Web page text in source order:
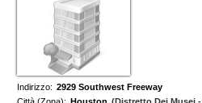
Indirizzo: 2929 Southwest Freeway